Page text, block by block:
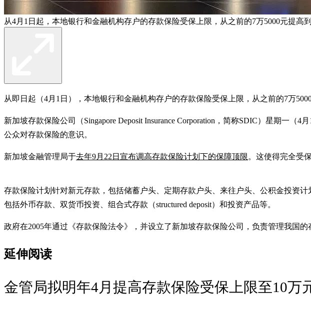
从4月1日起，本地银行和金融机构存户的存款保险受保上限，从之前的7万5000元提高
从即日起（4月1日），本地银行和金融机构存户的存款保险受保上限，从之前的7万
新加坡存款保险公司（Singapore Deposit Insurance Corporation，简称SDIC）星期一
公众对存款保险的意识。
新加坡金融管理局于去年9月22日宣布调高存款保险计划下的保障顶限。这使得完全受
存款保险计划针对新元存款，包括储蓄户头、定期存款户头、来往户头、公积金投资
包括外币存款、双货币投资、组合式存款（structured deposit）和投资产品等。
政府在2005年通过《存款保险法令》，并设立了新加坡存款保险公司，负责管理我国的
延伸阅读
金管局拟明年4月提高存款保险受保上限至10万